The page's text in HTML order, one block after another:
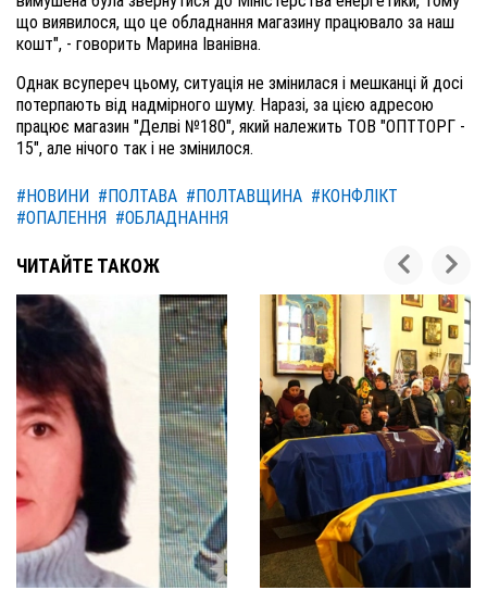
що виявилося, що це обладнання магазину працювало за наш
кошт", - говорить Марина Іванівна.
Однак всупереч цьому, ситуація не змінилася і мешканці й досі
потерпають від надмірного шуму. Наразі, за цією адресою
працює магазин "Делві №180", який належить ТОВ "ОПТТОРГ -
15", але нічого так і не змінилося.
#НОВИНИ #ПОЛТАВА #ПОЛТАВЩИНА #КОНФЛІКТ
#ОПАЛЕННЯ #ОБЛАДНАННЯ
ЧИТАЙТЕ ТАКОЖ